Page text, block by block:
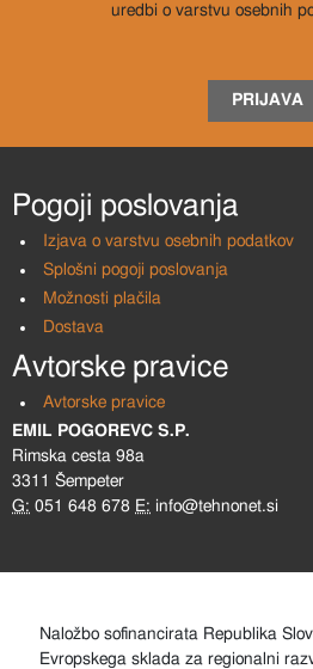
uredbi o varstvu osebnih
PRIJAVA
Pogoji poslovanja
Izjava o varstvu osebnih podatkov
Splošni pogoji poslovanja
Možnosti plačila
Dostava
Avtorske pravice
Avtorske pravice
EMIL POGOREVC S.P.
Rimska cesta 98a
3311 Šempeter
G: 051 648 678 E: info@tehnonet.si
Naložbo sofinancirata Republika
Evropskega sklada za regionalni